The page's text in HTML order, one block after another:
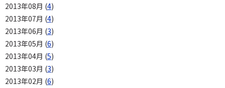
2013年08月 (4)
2013年07月 (4)
2013年06月 (3)
2013年05月 (6)
2013年04月 (5)
2013年03月 (3)
2013年02月 (6)